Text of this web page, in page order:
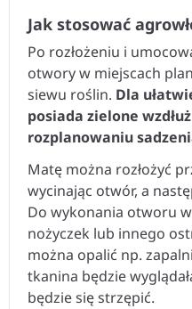
Jak stosować
Po rozłożeniu i
otwory w miejscach
siewu roślin. Dla
posiada zielone
rozplanowaniu
Matę można rozłożyć
wycinając otwór, a
Do wykonania otworu
nożyczek lub innego
można opalić np.
tkanina będzie
będzie się strzępić.